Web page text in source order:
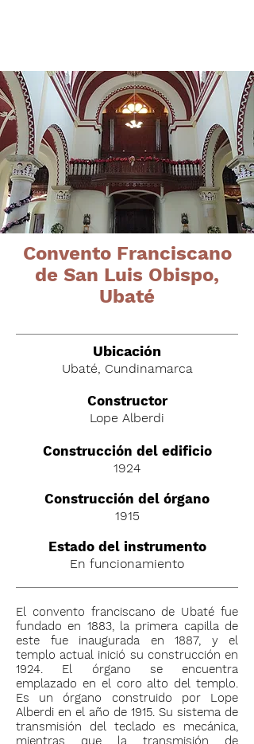
Convento Franciscano
de San Luis Obispo,
Ubaté
Ubicación
Ubaté, Cundinamarca
Constructor
Lope Alberdi
Construcción del edificio
1924
Construcción del órgano
1915
Estado del instrumento
En funcionamiento
El convento franciscano de Ubaté fue
fundado en 1883, la primera capilla de
este fue inaugurada en 1887, y el
templo actual inició su construcción en
1924. El órgano se encuentra
emplazado en el coro alto del templo.
Es un órgano construido por Lope
Alberdi en el año de 1915. Su sistema de
transmisión del teclado es mecánica,
mientras que la transmisión de